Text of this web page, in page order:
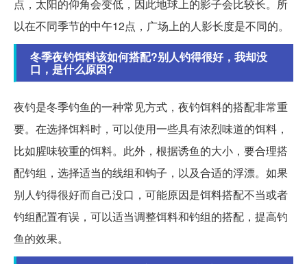
点，太阳的仰角会变低，因此地球上的影子会比较长。所
以在不同季节的中午12点，广场上的人影长度是不同的。
冬季夜钓饵料该如何搭配?别人钓得很好，我却没
口，是什么原因?
夜钓是冬季钓鱼的一种常见方式，夜钓饵料的搭配非常重
要。在选择饵料时，可以使用一些具有浓烈味道的饵料，
比如腥味较重的饵料。此外，根据诱鱼的大小，要合理搭
配钓组，选择适当的线组和钩子，以及合适的浮漂。如果
别人钓得很好而自己没口，可能原因是饵料搭配不当或者
钓组配置有误，可以适当调整饵料和钓组的搭配，提高钓
鱼的效果。